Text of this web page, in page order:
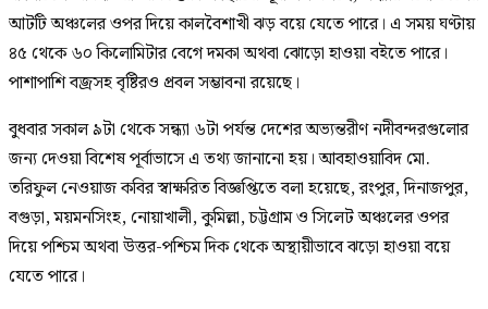
আটটি অঞ্চলের ওপর দিয়ে কালবৈশাখী ঝড় বয়ে যেতে পারে। এ সময় ঘণ্টায়
৪৫ থেকে ৬০ কিলোমিটার বেগে দমকা অথবা ঝোড়ো হাওয়া বইতে পারে।
পাশাপাশি বজ্রসহ বৃষ্টিরও প্রবল সম্ভাবনা রয়েছে।
বুধবার সকাল ৯টা থেকে সন্ধ্যা ৬টা পর্যন্ত দেশের অভ্যন্তরীণ নদীবন্দরগুলোর
জন্য দেওয়া বিশেষ পূর্বাভাসে এ তথ্য জানানো হয়। আবহাওয়াবিদ মো.
তরিফুল নেওয়াজ কবির স্বাক্ষরিত বিজ্ঞপ্তিতে বলা হয়েছে, রংপুর, দিনাজপুর,
বগুড়া, ময়মনসিংহ, নোয়াখালী, কুমিল্লা, চট্টগ্রাম ও সিলেট অঞ্চলের ওপর
দিয়ে পশ্চিম অথবা উত্তর-পশ্চিম দিক থেকে অস্থায়ীভাবে ঝড়ো হাওয়া বয়ে
যেতে পারে।